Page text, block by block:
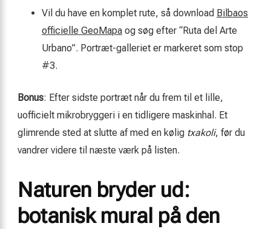
Vil du have en komplet rute, så download Bilbaos
officielle GeoMapa og søg efter “Ruta del Arte
Urbano”. Portræt-galleriet er markeret som stop
#3.
Bonus: Efter sidste portræt når du frem til et lille,
uofficielt mikrobryggeri i en tidligere maskinhal. Et
glimrende sted at slutte af med en kølig txakoli, før du
vandrer videre til næste værk på listen.
Naturen bryder ud:
botanisk mural på den